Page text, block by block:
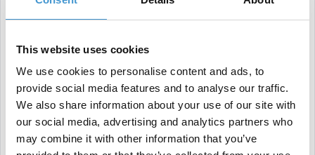
This website uses cookies
We use cookies to personalise content and ads, to
provide social media features and to analyse our traffic.
We also share information about your use of our site with
our social media, advertising and analytics partners who
may combine it with other information that you’ve
dine kunder og din nisje? Skap innhold som er
oppdatert og vis at du følger med i tiden. Slik
sørger du for at nettsiden din blir en plattform for
oppdaterte nyheter, som leserne støtt og stadig
vender tilbake til.
Godt innhold bør dessuten fange kundens genuine